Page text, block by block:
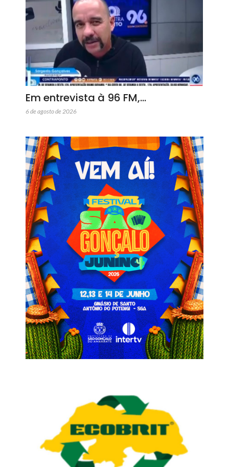
Em entrevista à 96 FM,…
6 de agosto de 2026